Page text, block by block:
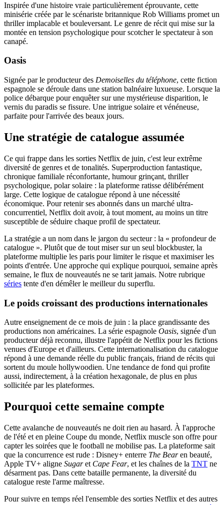
Inspirée d'une histoire vraie particulièrement éprouvante, cette
minisérie créée par le scénariste britannique Rob Williams promet un
thriller implacable et bouleversant. Le genre de récit qui mise sur la
montée en tension psychologique pour scotcher le spectateur à son
canapé.
Oasis
Signée par le producteur des Demoiselles du téléphone, cette fiction
espagnole se déroule dans une station balnéaire luxueuse. Lorsque la
police débarque pour enquêter sur une mystérieuse disparition, le
vernis du paradis se fissure. Une intrigue solaire et vénéneuse,
parfaite pour l'arrivée des beaux jours.
Une stratégie de catalogue assumée
Ce qui frappe dans les sorties Netflix de juin, c'est leur extrême
diversité de genres et de tonalités. Superproduction fantastique,
chronique familiale réconfortante, humour grinçant, thriller
psychologique, polar solaire : la plateforme ratisse délibérément
large. Cette logique de catalogue répond à une nécessité
économique. Pour retenir ses abonnés dans un marché ultra-
concurrentiel, Netflix doit avoir, à tout moment, au moins un titre
susceptible de séduire chaque profil de spectateur.
La stratégie a un nom dans le jargon du secteur : la « profondeur de
catalogue ». Plutôt que de tout miser sur un seul blockbuster, la
plateforme multiplie les paris pour limiter le risque et maximiser les
points d'entrée. Une approche qui explique pourquoi, semaine après
semaine, le flux de nouveautés ne se tarit jamais. Notre rubrique
séries tente d'en démêler le meilleur du superflu.
Le poids croissant des productions internationales
Autre enseignement de ce mois de juin : la place grandissante des
productions non américaines. La série espagnole Oasis, signée d'un
producteur déjà reconnu, illustre l'appétit de Netflix pour les fictions
venues d'Europe et d'ailleurs. Cette internationalisation du catalogue
répond à une demande réelle du public français, friand de récits qui
sortent du moule hollywoodien. Une tendance de fond qui profite
aussi, indirectement, à la création hexagonale, de plus en plus
sollicitée par les plateformes.
Pourquoi cette semaine compte
Cette avalanche de nouveautés ne doit rien au hasard. À l'approche
de l'été et en pleine Coupe du monde, Netflix muscle son offre pour
capter les soirées que le football ne mobilise pas. La plateforme sait
que la concurrence est rude : Disney+ enterre The Bearen beauté,
Apple TV+ aligne Sugaret Cape Fear, et les chaînes de la TNT ne
désarment pas. Dans cette bataille permanente, la diversité du
catalogue reste l'arme maîtresse.
Pour suivre en temps réel l'ensemble des sorties Netflix et des autres